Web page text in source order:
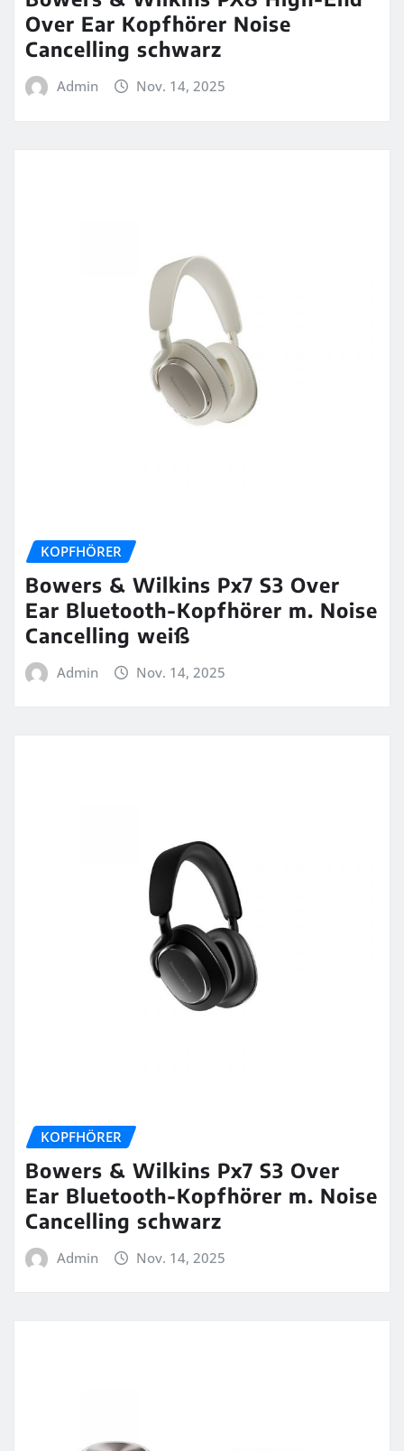
Over Ear Kopfhörer Noise
Cancelling schwarz
Admin Nov. 14, 2025
KOPFHÖRER
Bowers & Wilkins Px7 S3 Over
Ear Bluetooth-Kopfhörer m. Noise
Cancelling weiß
Admin Nov. 14, 2025
KOPFHÖRER
Bowers & Wilkins Px7 S3 Over
Ear Bluetooth-Kopfhörer m. Noise
Cancelling schwarz
Admin Nov. 14, 2025